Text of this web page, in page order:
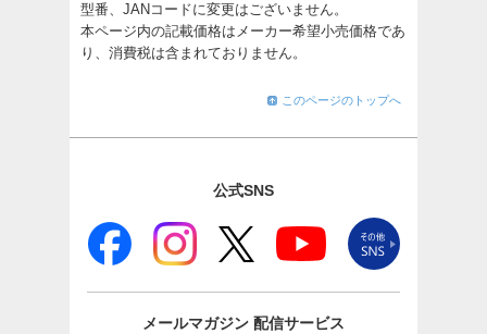
型番、JANコードに変更はございません。
本ページ内の記載価格はメーカー希望小売価格であ
り、消費税は含まれておりません。
このページのトップへ
公式SNS
メールマガジン 配信サービス